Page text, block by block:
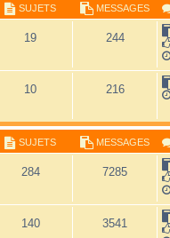
SUJETS MESSAGES
19 244
10 216
SUJETS MESSAGES
284 7285
140 3541